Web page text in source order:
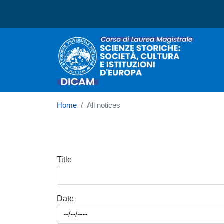
Corso di laurea in
Home All notices
Title
Date